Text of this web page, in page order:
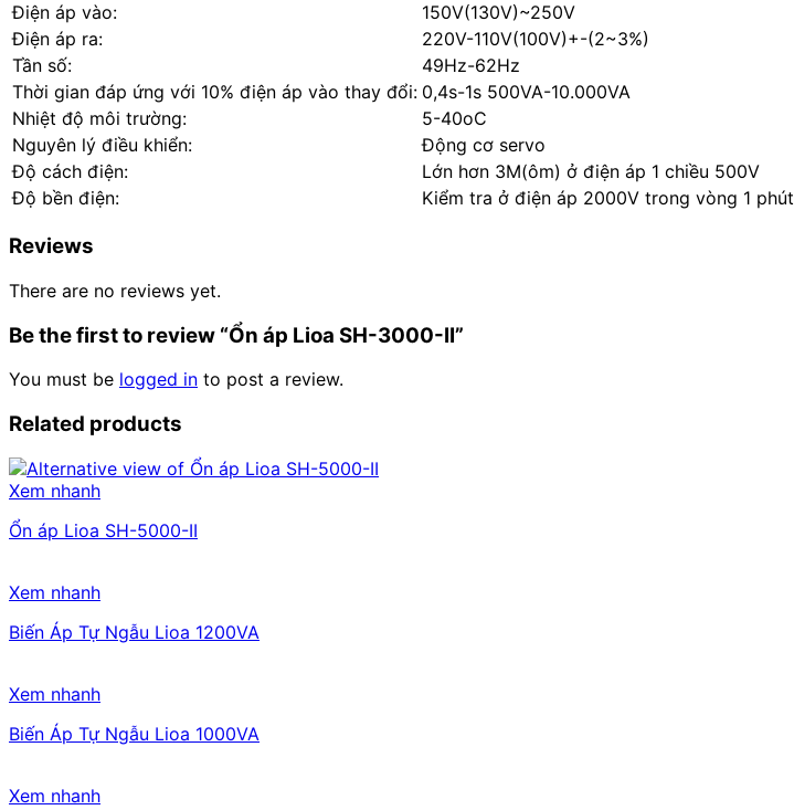
Điện áp vào:
150V(130V)~250V
Điện áp ra:
220V-110V(100V)+-(2~3%)
Tần số:
49Hz-62Hz
Thời gian đáp ứng với 10% điện áp vào thay đổi: 0,4s-1s 500VA-10.000VA
Nhiệt độ môi trường:
5-40oC
Nguyên lý điều khiển:
Động cơ servo
Độ cách điện:
Lớn hơn 3M(ôm) ở điện áp 1 chiều 500V
Độ bền điện:
Kiểm tra ở điện áp 2000V trong vòng 1 phút
Reviews
There are no reviews yet.
Be the first to review “Ổn áp Lioa SH-3000-II”
You must be logged in to post a review.
Related products
Xem nhanh
Ổn áp Lioa SH-5000-II
Xem nhanh
Biến Áp Tự Ngẫu Lioa 1200VA
Xem nhanh
Biến Áp Tự Ngẫu Lioa 1000VA
Xem nhanh